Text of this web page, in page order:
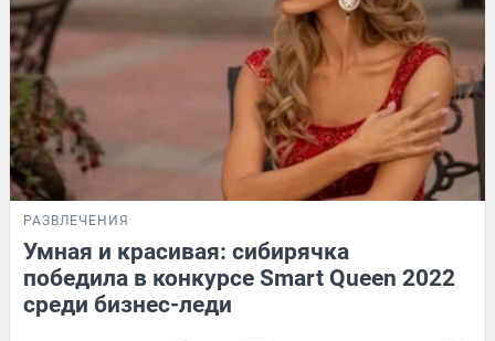
РАЗВЛЕЧЕНИЯ
Умная и красивая: сибирячка
победила в конкурсе Smart Queen 2022
среди бизнес-леди